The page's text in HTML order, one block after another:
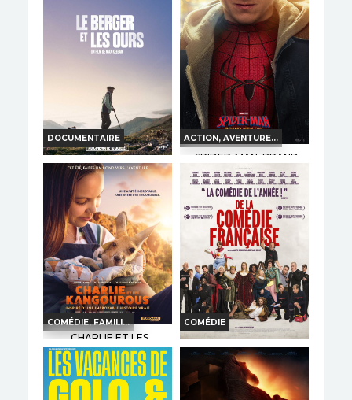
Horaires et Infos
Réservation
TOUT PUBLIC VO
Horaires et Infos
Bande-annonce
Réservation
INT. -12ans
DOCUMENTAIRE
LE BERGER ET LES
OURS
Horaires et Infos
Bande-annonce
Réservation
TOUT PUBLIC
ACTION, AVENTURE...
SPIDER-MAN: BRAND
NEW DAY
Horaires et Infos
Bande-annonce
Réservation
TOUT PUBLIC VF
COMÉDIE, FAMILI...
CHARLIE ET LES
KANGOUROUS
Horaires et Infos
COMÉDIE
DE LA COMÉDIE-
FRANÇAISE
Horaires et Infos